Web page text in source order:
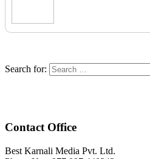
Search for:
Contact Office
Best Karnali Media Pvt. Ltd.